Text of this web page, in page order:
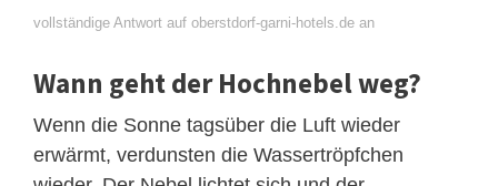
vollständige Antwort auf oberstdorf-garni-hotels.de an
Wann geht der Hochnebel weg?
Wenn die Sonne tagsüber die Luft wieder
erwärmt, verdunsten die Wassertröpfchen